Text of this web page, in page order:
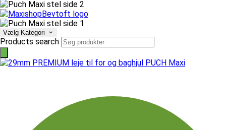
Vælg Kategori
Products search